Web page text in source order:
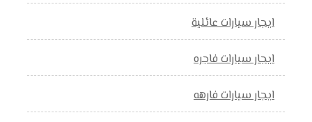
ايجار سيارات عائلية
ايجار سيارات فاجره
ايجار سيارات فارهه